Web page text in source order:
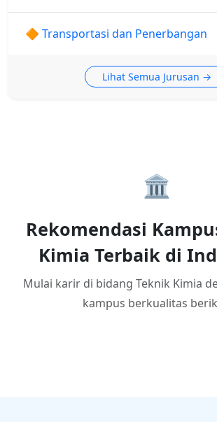
🔶 Transportasi dan Penerbangan
Lihat Semua Jurusan →
🏛️
Rekomendasi
Kimia Terbaik di
Mulai karir di bidang Teknik Kimia
kampus berkualitas